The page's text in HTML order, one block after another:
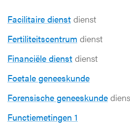
Facilitaire dienst dienst
Fertiliteitscentrum dienst
Financiële dienst dienst
Foetale geneeskunde
Forensische geneeskunde
Functiemetingen 1